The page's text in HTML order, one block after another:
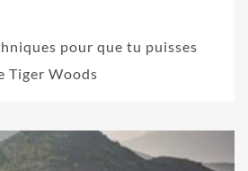
pour que tu puisses
Tiger Woods